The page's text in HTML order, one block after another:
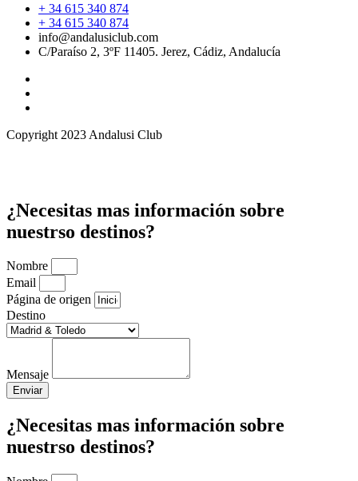
+ 34 615 340 874
+ 34 615 340 874
info@andalusiclub.com
C/Paraíso 2, 3ºF 11405. Jerez, Cádiz, Andalucía
Copyright 2023 Andalusi Club
¿Necesitas mas información sobre
nuestrso destinos?
Nombre
Email
Página de origen
Destino
Mensaje
Enviar
¿Necesitas mas información sobre
nuestrso destinos?